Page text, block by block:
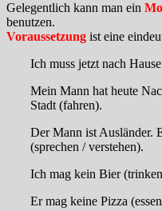
Gelegentlich kann man ein
benutzen.
Voraussetzung ist eine
Ich muss jetzt nach Hause
Mein Mann hat heute
Stadt (fahren).
Der Mann ist Ausländer.
(sprechen / verstehen).
Ich mag kein Bier
Er mag keine Pizza